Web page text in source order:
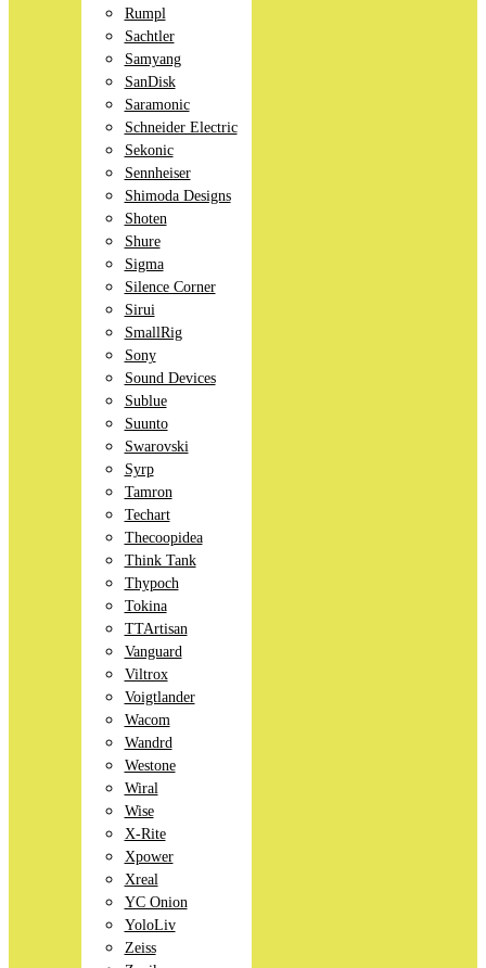
Rumpl
Sachtler
Samyang
SanDisk
Saramonic
Schneider Electric
Sekonic
Sennheiser
Shimoda Designs
Shoten
Shure
Sigma
Silence Corner
Sirui
SmallRig
Sony
Sound Devices
Sublue
Suunto
Swarovski
Syrp
Tamron
Techart
Thecoopidea
Think Tank
Thypoch
Tokina
TTArtisan
Vanguard
Viltrox
Voigtlander
Wacom
Wandrd
Westone
Wiral
Wise
X-Rite
Xpower
Xreal
YC Onion
YoloLiv
Zeiss